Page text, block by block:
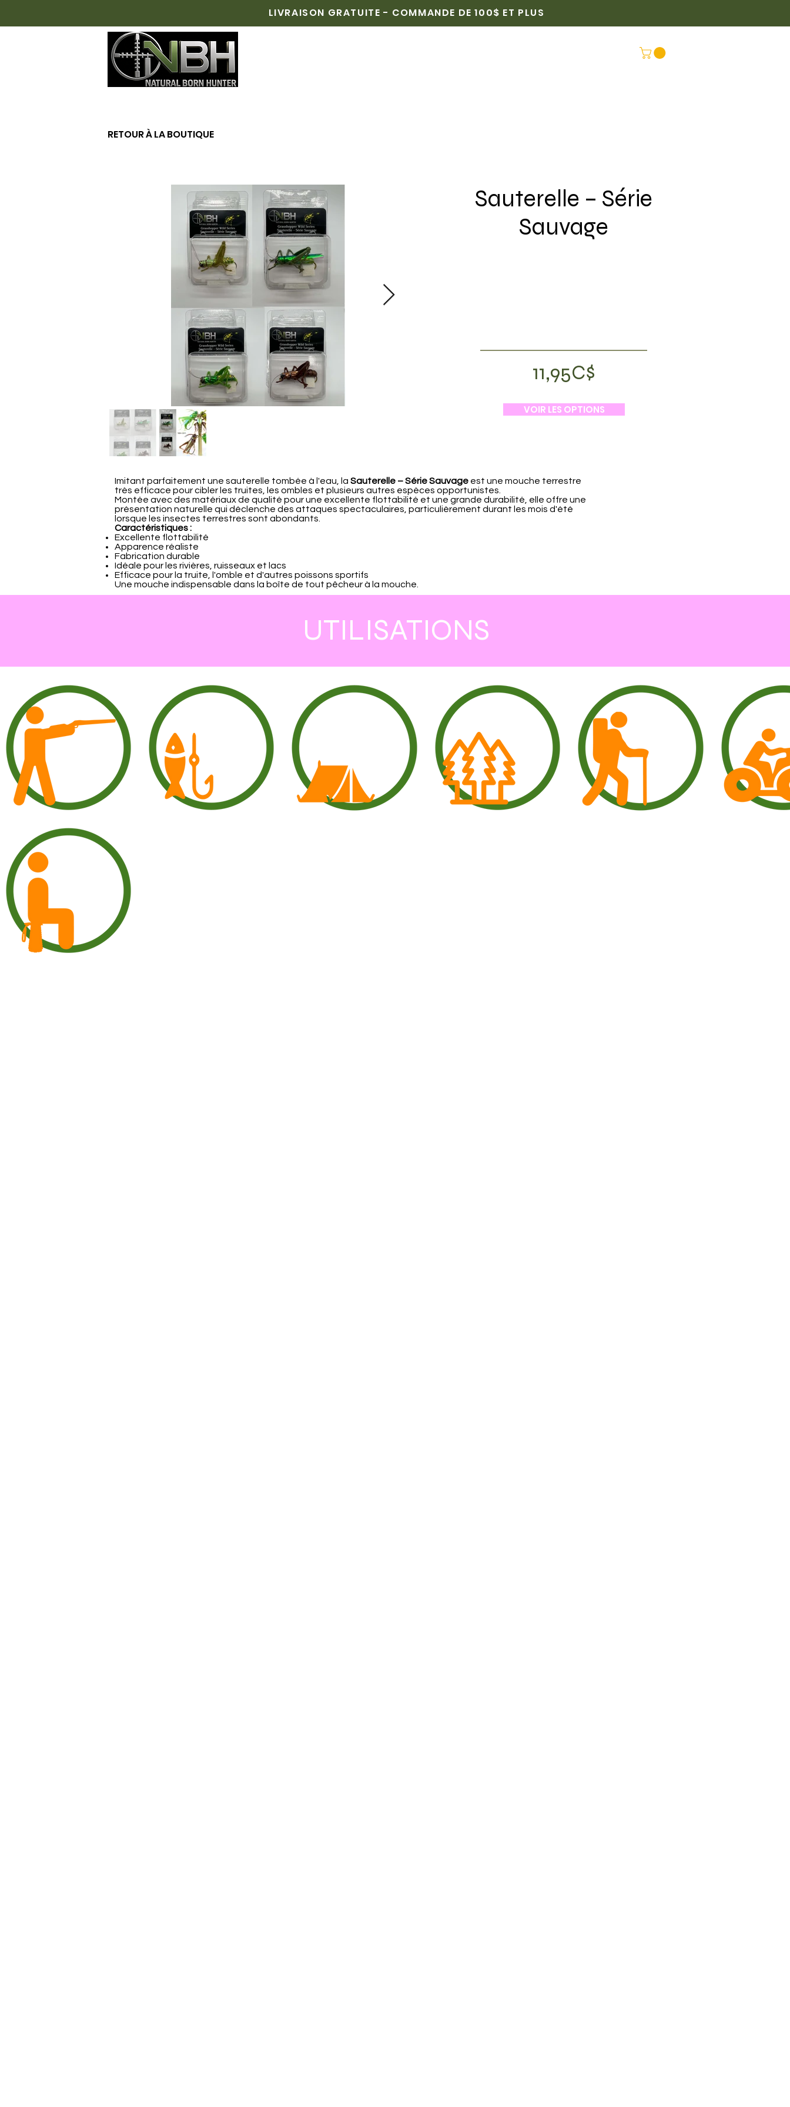
LIVRAISON GRATUITE - COMMANDE DE 100$ ET PLUS
RETOUR À LA BOUTIQUE
Sauterelle – Série
Sauvage
11,95C$
VOIR LES OPTIONS
Imitant parfaitement une sauterelle tombée à l'eau, la Sauterelle – Série Sauvage est une mouche terrestre
très efficace pour cibler les truites, les ombles et plusieurs autres espèces opportunistes.
Montée avec des matériaux de qualité pour une excellente flottabilité et une grande durabilité, elle offre une
présentation naturelle qui déclenche des attaques spectaculaires, particulièrement durant les mois d'été
lorsque les insectes terrestres sont abondants.
Caractéristiques :
Excellente flottabilité
Apparence réaliste
Fabrication durable
Idéale pour les rivières, ruisseaux et lacs
Efficace pour la truite, l'omble et d'autres poissons sportifs
Une mouche indispensable dans la boîte de tout pêcheur à la mouche.
UTILISATIONS